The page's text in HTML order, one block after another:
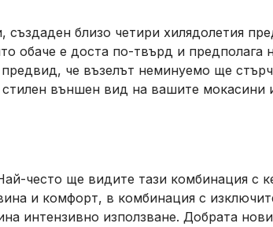
близо четири хилядолетия
обаче е доста по-твърд и предполага
че възелът неминуемо ще
външен вид на вашите мокасини
често ще видите тази комбинация с
и комфорт, в комбинация с
интензивно използване. Добрата